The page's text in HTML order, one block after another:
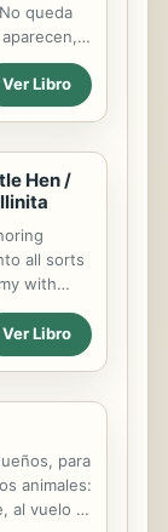
laqueda
y la
todo el
Pero esto,
Ver Libro
Hen /
all sorts
with
on
changes
a hospital
it’s not
/
Discipline
de
Ver Libro
para
animales:
al vuelo y,